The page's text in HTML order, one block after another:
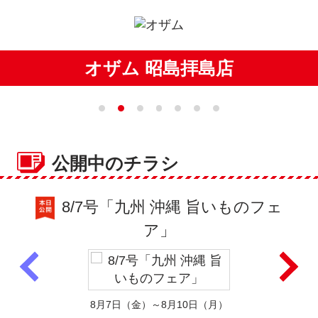
オザム 昭島拝島店
公開中のチラシ
8/7号「九州 沖縄 旨いものフェ
ア」
8月7日（金）～8月10日（月）